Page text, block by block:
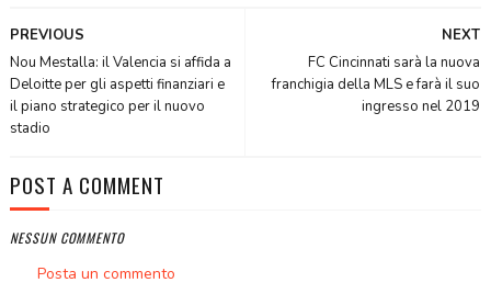
NEXT
FC Cincinnati sarà la nuova
franchigia della MLS e farà il suo
ingresso nel 2019
PREVIOUS
Nou Mestalla: il Valencia si affida a
Deloitte per gli aspetti finanziari e
il piano strategico per il nuovo
stadio
POST A COMMENT
NESSUN COMMENTO
Posta un commento